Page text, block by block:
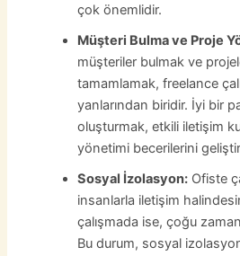
çok önemlidir.
Müşteri Bulma ve Proje
müşteriler bulmak ve
tamamlamak, freelance
yanlarından biridir. İyi bir
oluşturmak, etkili iletişim
yönetimi becerilerini
Sosyal İzolasyon: Ofiste
insanlarla iletişim
çalışmada ise, çoğu zaman
Bu durum, sosyal